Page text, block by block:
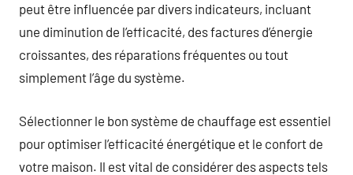
peut être influencée par divers indicateurs, incluant
une diminution de l’efficacité, des factures d’énergie
croissantes, des réparations fréquentes ou tout
simplement l’âge du système.
Sélectionner le bon système de chauffage est essentiel
pour optimiser l’efficacité énergétique et le confort de
votre maison. Il est vital de considérer des aspects tels